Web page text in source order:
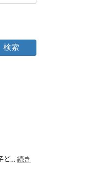
検索
ど…続き